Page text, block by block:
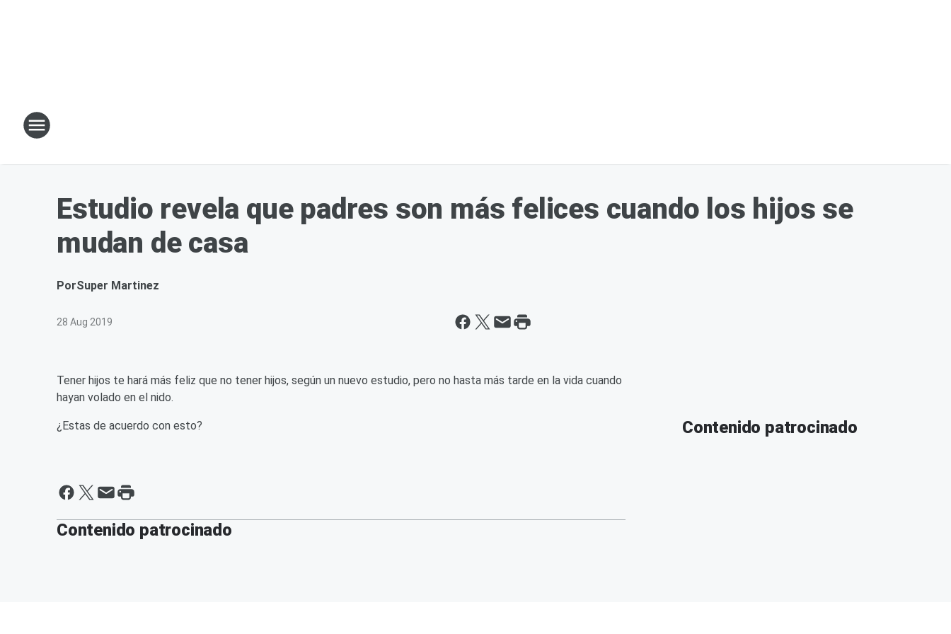
Estudio revela que padres son más felices cuando los hijos se
mudan de casa
PorSuper Martinez
28 Aug 2019
Tener hijos te hará más feliz que no tener hijos, según un nuevo estudio, pero no hasta más tarde en la vida cuando
hayan volado en el nido.
¿Estas de acuerdo con esto?
Contenido patrocinado
Contenido patrocinado